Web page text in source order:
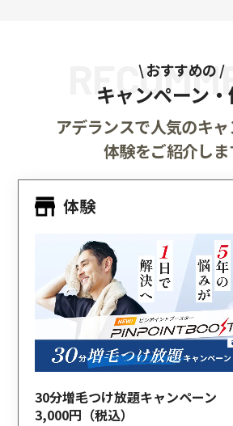
\ おすすめの /
キャンペーン
アデランスで人気のキャ
体験をご紹介しま
体験
30分増毛つけ放題キャンペーン
3,000円（税込）